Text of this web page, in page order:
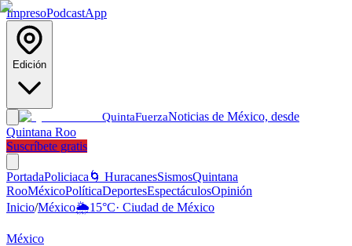
ImpresoPodcastApp
Edición
QuintaFuerzaNoticias de México, desde
Quintana Roo
Suscríbete gratis
PortadaPoliciaca 🌀 HuracanesSismosQuintana
RooMéxicoPolíticaDeportesEspectáculosOpinión
Inicio/México🌦️15°C· Ciudad de México
México